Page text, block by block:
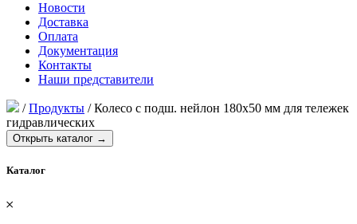
Новости
Доставка
Оплата
Документация
Контакты
Наши представители
/Продукты /Колесо с подш. нейлон 180х50 мм для тележек
гидравлических
Открыть каталог →
Каталог
𐄂